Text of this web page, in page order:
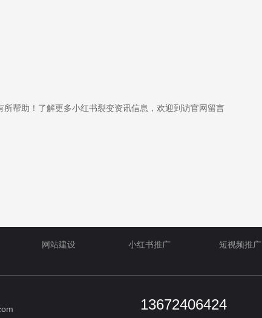
帮助！了解更多小红书裂变资讯信息，欢迎到访官网留言
网站建设 小红书推广 短视频推广
13672406424